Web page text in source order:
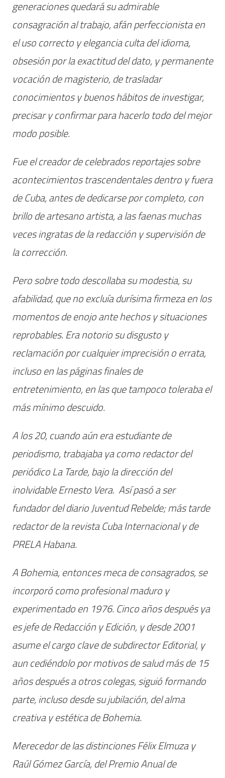
generaciones quedará su admirable
consagración al trabajo, afán perfeccionista en
el uso correcto y elegancia culta del idioma,
obsesión por la exactitud del dato, y permanente
vocación de magisterio, de trasladar
conocimientos y buenos hábitos de investigar,
precisar y confirmar para hacerlo todo del mejor
modo posible.
Fue el creador de celebrados reportajes sobre
acontecimientos trascendentales dentro y fuera
de Cuba, antes de dedicarse por completo, con
brillo de artesano artista, a las faenas muchas
veces ingratas de la redacción y supervisión de
la corrección.
Pero sobre todo descollaba su modestia, su
afabilidad, que no excluía durísima firmeza en los
momentos de enojo ante hechos y situaciones
reprobables. Era notorio su disgusto y
reclamación por cualquier imprecisión o errata,
incluso en las páginas finales de
entretenimiento, en las que tampoco toleraba el
más mínimo descuido.
A los 20, cuando aún era estudiante de
periodismo, trabajaba ya como redactor del
periódico La Tarde, bajo la dirección del
inolvidable Ernesto Vera. Así pasó a ser
fundador del diario Juventud Rebelde; más tarde
redactor de la revista Cuba Internacional y de
PRELA Habana.
A Bohemia, entonces meca de consagrados, se
incorporó como profesional maduro y
experimentado en 1976. Cinco años después ya
es jefe de Redacción y Edición, y desde 2001
asume el cargo clave de subdirector Editorial, y
aun cediéndolo por motivos de salud más de 15
años después a otros colegas, siguió formando
parte, incluso desde su jubilación, del alma
creativa y estética de Bohemia.
Merecedor de las distinciones Félix Elmuza y
Raúl Gómez García, del Premio Anual de